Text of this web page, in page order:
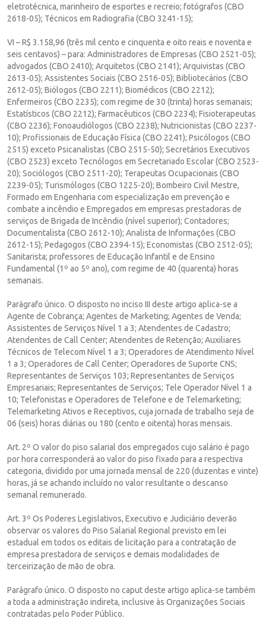
eletrotécnica, marinheiro de esportes e recreio; fotógrafos (CBO
2618-05); Técnicos em Radiografia (CBO 3241-15);
VI – R$ 3.158,96 (três mil cento e cinquenta e oito reais e noventa e
seis centavos) – para: Administradores de Empresas (CBO 2521-05);
advogados (CBO 2410); Arquitetos (CBO 2141); Arquivistas (CBO
2613-05); Assistentes Sociais (CBO 2516-05); Bibliotecários (CBO
2612-05); Biólogos (CBO 2211); Biomédicos (CBO 2212);
Enfermeiros (CBO 2235); com regime de 30 (trinta) horas semanais;
Estatísticos (CBO 2212); Farmacêuticos (CBO 2234); Fisioterapeutas
(CBO 2236); Fonoaudiólogos (CBO 2238); Nutricionistas (CBO 2237-
10); Profissionais de Educação Física (CBO 2241); Psicólogos (CBO
2515) exceto Psicanalistas (CBO 2515-50); Secretários Executivos
(CBO 2523) exceto Tecnólogos em Secretariado Escolar (CBO 2523-
20); Sociólogos (CBO 2511-20); Terapeutas Ocupacionais (CBO
2239-05); Turismólogos (CBO 1225-20); Bombeiro Civil Mestre,
Formado em Engenharia com especialização em prevenção e
combate a incêndio e Empregados em empresas prestadoras de
serviços de Brigada de Incêndio (nível superior); Contadores;
Documentalista (CBO 2612-10); Analista de Informações (CBO
2612-15); Pedagogos (CBO 2394-15); Economistas (CBO 2512-05);
Sanitarista; professores de Educação Infantil e de Ensino
Fundamental (1º ao 5º ano), com regime de 40 (quarenta) horas
semanais.
Parágrafo único. O disposto no inciso III deste artigo aplica-se a
Agente de Cobrança; Agentes de Marketing; Agentes de Venda;
Assistentes de Serviços Nível 1 a 3; Atendentes de Cadastro;
Atendentes de Call Center; Atendentes de Retenção; Auxiliares
Técnicos de Telecom Nível 1 a 3; Operadores de Atendimento Nível
1 a 3; Operadores de Call Center; Operadores de Suporte CNS;
Representantes de Serviços 103; Representantes de Serviços
Empresariais; Representantes de Serviços; Tele Operador Nível 1 a
10; Telefonistas e Operadores de Telefone e de Telemarketing;
Telemarketing Ativos e Receptivos, cuja jornada de trabalho seja de
06 (seis) horas diárias ou 180 (cento e oitenta) horas mensais.
Art. 2º O valor do piso salarial dos empregados cujo salário é pago
por hora corresponderá ao valor do piso fixado para a respectiva
categoria, dividido por uma jornada mensal de 220 (duzentas e vinte)
horas, já se achando incluído no valor resultante o descanso
semanal remunerado.
Art. 3º Os Poderes Legislativos, Executivo e Judiciário deverão
observar os valores do Piso Salarial Regional previsto em lei
estadual em todos os editais de licitação para a contratação de
empresa prestadora de serviços e demais modalidades de
terceirização de mão de obra.
Parágrafo único. O disposto no caput deste artigo aplica-se também
a toda a administração indireta, inclusive às Organizações Sociais
contratadas pelo Poder Público.